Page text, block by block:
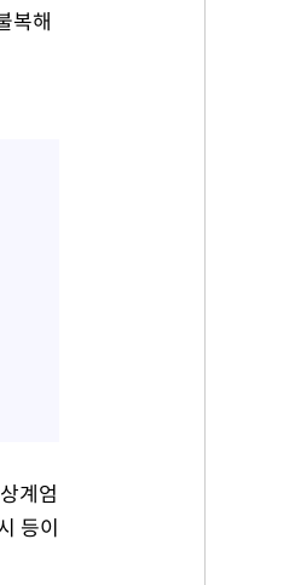
복해
계엄
등이